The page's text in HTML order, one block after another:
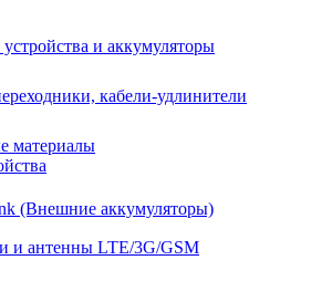
и аккумуляторы
кабели-удлинители
материалы
(Внешние аккумуляторы)
и антенны LTE/3G/GSM